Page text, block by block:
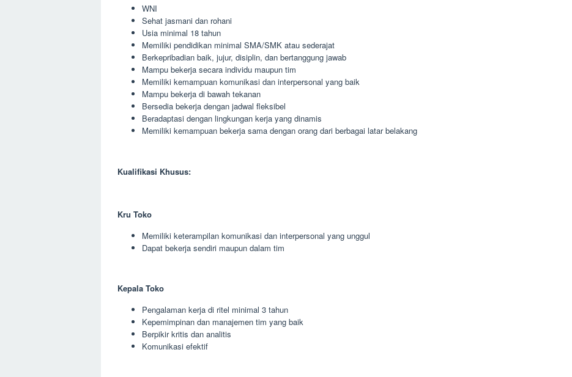
WNI
Sehat jasmani dan rohani
Usia minimal 18 tahun
Memiliki pendidikan minimal SMA/SMK atau sederajat
Berkepribadian baik, jujur, disiplin, dan bertanggung jawab
Mampu bekerja secara individu maupun tim
Memiliki kemampuan komunikasi dan interpersonal yang baik
Mampu bekerja di bawah tekanan
Bersedia bekerja dengan jadwal fleksibel
Beradaptasi dengan lingkungan kerja yang dinamis
Memiliki kemampuan bekerja sama dengan orang dari berbagai latar belakang
Kualifikasi Khusus:
Kru Toko
Memiliki keterampilan komunikasi dan interpersonal yang unggul
Dapat bekerja sendiri maupun dalam tim
Kepala Toko
Pengalaman kerja di ritel minimal 3 tahun
Kepemimpinan dan manajemen tim yang baik
Berpikir kritis dan analitis
Komunikasi efektif